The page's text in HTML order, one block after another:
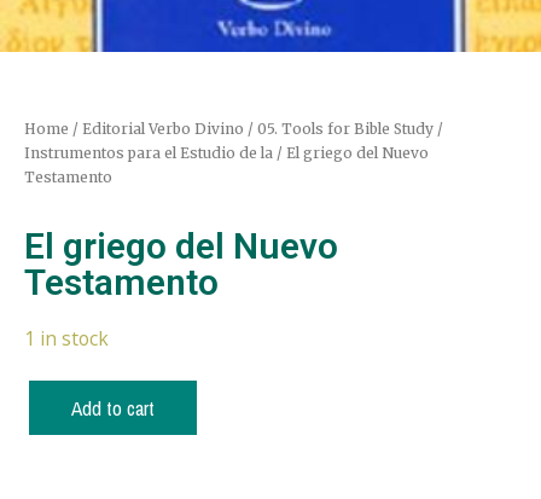
Home / Editorial Verbo Divino / 05. Tools for Bible Study /
Instrumentos para el Estudio de la / El griego del Nuevo
Testamento
El griego del Nuevo
Testamento
1 in stock
Add to cart